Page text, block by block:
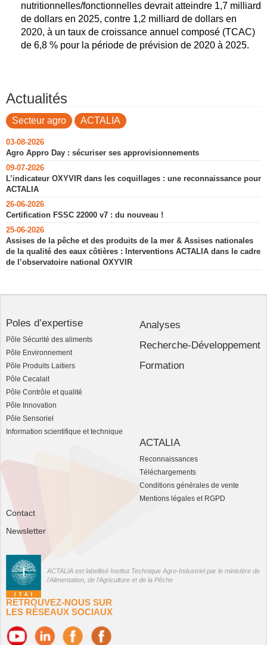
nutritionnelles/fonctionnelles devrait atteindre 1,7 milliard
de dollars en 2025, contre 1,2 milliard de dollars en
2020, à un taux de croissance annuel composé (TCAC)
de 6,8 % pour la période de prévision de 2020 à 2025.
Actualités
Secteur agro ACTALIA
03-08-2026
Agro Appro Day : sécuriser ses approvisionnements
09-07-2026
L’indicateur OXYVIR dans les coquillages : une reconnaissance pour
ACTALIA
26-06-2026
Certification FSSC 22000 v7 : du nouveau !
25-06-2026
Assises de la pêche et des produits de la mer & Assises nationales
de la qualité des eaux côtières : Interventions ACTALIA dans le cadre
de l’observatoire national OXYVIR
Poles d’expertise
Pôle Sécurité des aliments
Pôle Environnement
Pôle Produits Laitiers
Pôle Cecalait
Pôle Contrôle et qualité
Pôle Innovation
Pôle Sensoriel
Information scientifique et technique
Analyses
Recherche-Développement
Formation
ACTALIA
Reconnaissances
Téléchargements
Conditions générales de vente
Mentions légales et RGPD
Contact
Newsletter
ACTALIA est labellisé Institut Technique Agro-Industriel par le ministère de
l'Alimentation, de l'Agriculture et de la Pêche
RETROUVEZ-NOUS SUR
LES RÉSEAUX SOCIAUX